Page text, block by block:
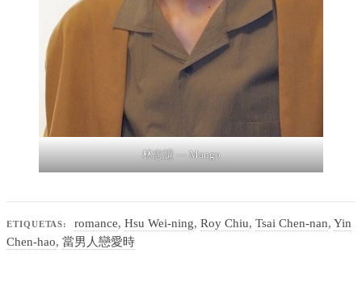
林志謙 — Mango
ETIQUETAS: romance, Hsu Wei-ning, Roy Chiu, Tsai Chen-nan, Yin
Chen-hao, 當男人戀愛時